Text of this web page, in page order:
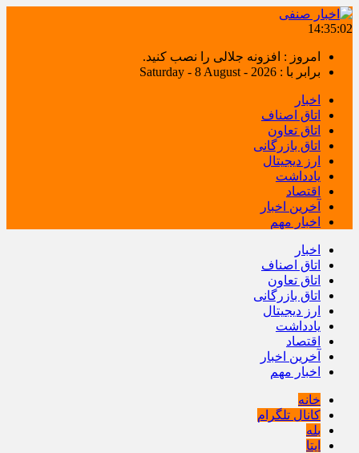
14:35:02
امروز : افزونه جلالی را نصب کنید.
برابر با : Saturday - 8 August - 2026
اخبار
اتاق اصناف
اتاق تعاون
اتاق بازرگانی
ارز دیجیتال
یادداشت
اقتصاد
آخرین اخبار
اخبار مهم
اخبار
اتاق اصناف
اتاق تعاون
اتاق بازرگانی
ارز دیجیتال
یادداشت
اقتصاد
آخرین اخبار
اخبار مهم
خانه
کانال تلگرام
بله
ایتا